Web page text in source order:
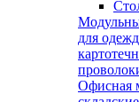
для
Офисная